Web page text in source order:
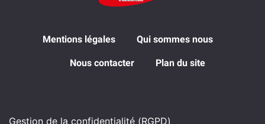
Mentions légales Qui sommes nous
Nous contacter Plan du site
Gestion de la confidentialité (RGPD)